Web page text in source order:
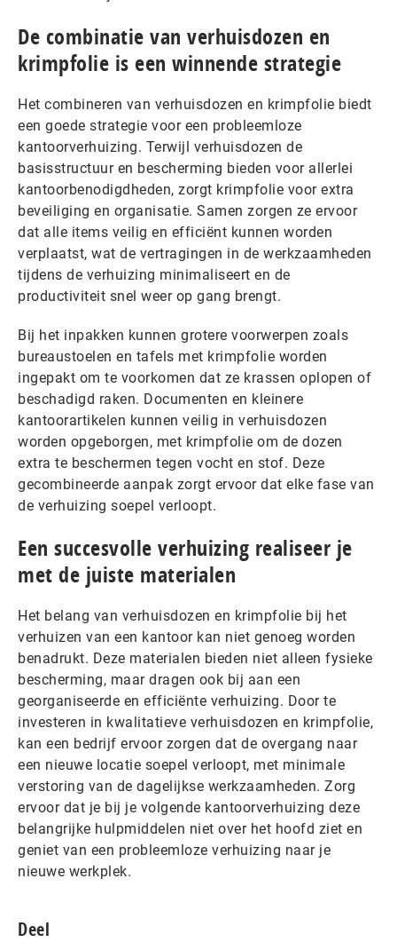
De combinatie van verhuisdozen en
krimpfolie is een winnende strategie
Het combineren van verhuisdozen en krimpfolie biedt
een goede strategie voor een probleemloze
kantoorverhuizing. Terwijl verhuisdozen de
basisstructuur en bescherming bieden voor allerlei
kantoorbenodigdheden, zorgt krimpfolie voor extra
beveiliging en organisatie. Samen zorgen ze ervoor
dat alle items veilig en efficiënt kunnen worden
verplaatst, wat de vertragingen in de werkzaamheden
tijdens de verhuizing minimaliseert en de
productiviteit snel weer op gang brengt.
Bij het inpakken kunnen grotere voorwerpen zoals
bureaustoelen en tafels met krimpfolie worden
ingepakt om te voorkomen dat ze krassen oplopen of
beschadigd raken. Documenten en kleinere
kantoorartikelen kunnen veilig in verhuisdozen
worden opgeborgen, met krimpfolie om de dozen
extra te beschermen tegen vocht en stof. Deze
gecombineerde aanpak zorgt ervoor dat elke fase van
de verhuizing soepel verloopt.
Een succesvolle verhuizing realiseer je
met de juiste materialen
Het belang van verhuisdozen en krimpfolie bij het
verhuizen van een kantoor kan niet genoeg worden
benadrukt. Deze materialen bieden niet alleen fysieke
bescherming, maar dragen ook bij aan een
georganiseerde en efficiënte verhuizing. Door te
investeren in kwalitatieve verhuisdozen en krimpfolie,
kan een bedrijf ervoor zorgen dat de overgang naar
een nieuwe locatie soepel verloopt, met minimale
verstoring van de dagelijkse werkzaamheden. Zorg
ervoor dat je bij je volgende kantoorverhuizing deze
belangrijke hulpmiddelen niet over het hoofd ziet en
geniet van een probleemloze verhuizing naar je
nieuwe werkplek.
Deel